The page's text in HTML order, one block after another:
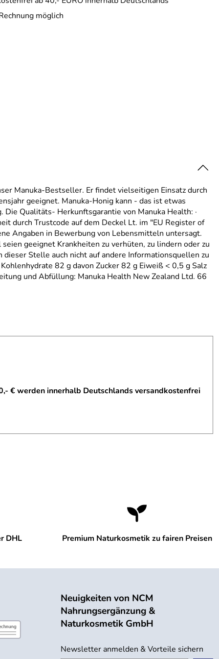
möglich
Manuka-Bestseller. Er findet vielseitigen Einsatz durch
geeignet. Manuka-Honig kann - das ist etwas
Qualitäts- Herkunftsgarantie von Manuka Health: ·
durch Trustcode auf dem Deckel Lt. im "EU Register of
Angaben in Bewerbung von Lebensmitteln untersagt.
geeignet Krankheiten zu verhüten, zu lindern oder zu
Stelle auch nicht auf andere Informationsquellen zu
82 g davon Zucker 82 g Eiweiß < 0,5 g Salz
und Abfüllung: Manuka Health New Zealand Ltd. 66
€ werden innerhalb Deutschlands versandkostenfrei
DHL Premium Naturkosmetik zu fairen Preisen
Neuigkeiten von NCM
Nahrungsergänzung &
Naturkosmetik GmbH
Newsletter anmelden & Vorteile sichern